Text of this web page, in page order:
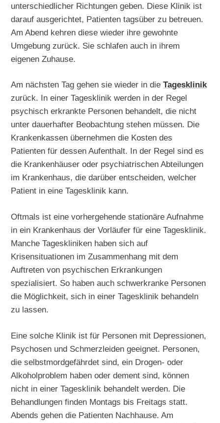
unterschiedlicher Richtungen geben. Diese Klinik ist
darauf ausgerichtet, Patienten tagsüber zu betreuen.
Am Abend kehren diese wieder ihre gewohnte
Umgebung zurück. Sie schlafen auch in ihrem
eigenen Zuhause.
Am nächsten Tag gehen sie wieder in dieTagesklinik
zurück. In einer Tagesklinik werden in der Regel
psychisch erkrankte Personen behandelt, die nicht
unter dauerhafter Beobachtung stehen müssen. Die
Krankenkassen übernehmen die Kosten des
Patienten für dessen Aufenthalt. In der Regel sind es
die Krankenhäuser oder psychiatrischen Abteilungen
im Krankenhaus, die darüber entscheiden, welcher
Patient in eine Tagesklinik kann.
Oftmals ist eine vorhergehende stationäre Aufnahme
in ein Krankenhaus der Vorläufer für eine Tagesklinik.
Manche Tageskliniken haben sich auf
Krisensituationen im Zusammenhang mit dem
Auftreten von psychischen Erkrankungen
spezialisiert. So haben auch schwerkranke Personen
die Möglichkeit, sich in einer Tagesklinik behandeln
zu lassen.
Eine solche Klinik ist für Personen mit Depressionen,
Psychosen und Schmerzleiden geeignet. Personen,
die selbstmordgefährdet sind, ein Drogen- oder
Alkoholproblem haben oder dement sind, können
nicht in einer Tagesklinik behandelt werden. Die
Behandlungen finden Montags bis Freitags statt.
Abends gehen die Patienten Nachhause. Am